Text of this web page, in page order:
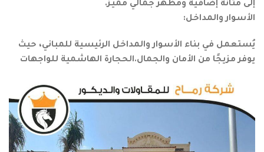
إلى متانة إضافية ومظهر جمالي مميز.
الأسوار والمداخل:
يُستعمل في بناء الأسوار والمداخل الرئيسية للمباني، حيث
يوفر مزيجًا من الأمان والجمال.الحجارة الهاشمية للواجهات